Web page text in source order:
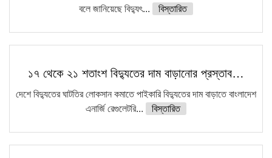
বলে জানিয়েছে বিদ্যুৎ...
বিস্তারিত
১৭ থেকে ২১ শতাংশ বিদ্যুতের দাম বাড়ানোর প্রস্তাব…
দেশে বিদ্যুতের ঘাটতির লোকসান কমাতে পাইকারি বিদ্যুতের দাম বাড়াতে বাংলাদেশ
এনার্জি রেগুলেটরি...
বিস্তারিত